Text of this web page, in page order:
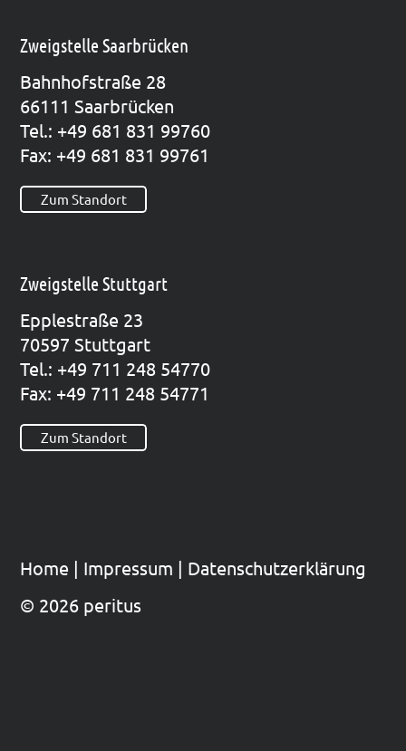
Zweigstelle Saarbrücken
Bahn­hof­stra­ße 28
66111 Saar­brü­cken
Tel.: +49 681 831 99760
Fax: +49 681 831 99761
Zum Standort
Zweigstelle Stuttgart
Epp­le­straße 23
70597 Stutt­gart
Tel.: +49 711 248 54770
Fax: +49 711 248 54771
Zum Standort
Home Impres­sum
Datenschutzerklärung
© 2026 peritus